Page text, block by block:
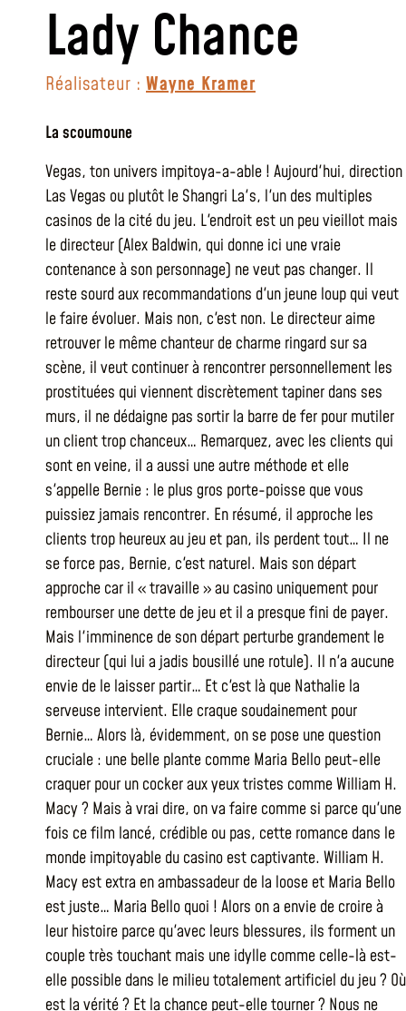
Lady Chance
Réalisateur : Wayne Kramer
La scoumoune
Vegas, ton univers impitoya-a-able ! Aujourd'hui, direction
Las Vegas ou plutôt le Shangri La's, l'un des multiples
casinos de la cité du jeu. L'endroit est un peu vieillot mais
le directeur (Alex Baldwin, qui donne ici une vraie
contenance à son personnage) ne veut pas changer. Il
reste sourd aux recommandations d'un jeune loup qui veut
le faire évoluer. Mais non, c'est non. Le directeur aime
retrouver le même chanteur de charme ringard sur sa
scène, il veut continuer à rencontrer personnellement les
prostituées qui viennent discrètement tapiner dans ses
murs, il ne dédaigne pas sortir la barre de fer pour mutiler
un client trop chanceux… Remarquez, avec les clients qui
sont en veine, il a aussi une autre méthode et elle
s'appelle Bernie : le plus gros porte-poisse que vous
puissiez jamais rencontrer. En résumé, il approche les
clients trop heureux au jeu et pan, ils perdent tout… Il ne
se force pas, Bernie, c'est naturel. Mais son départ
approche car il « travaille » au casino uniquement pour
rembourser une dette de jeu et il a presque fini de payer.
Mais l'imminence de son départ perturbe grandement le
directeur (qui lui a jadis bousillé une rotule). Il n'a aucune
envie de le laisser partir… Et c'est là que Nathalie la
serveuse intervient. Elle craque soudainement pour
Bernie… Alors là, évidemment, on se pose une question
cruciale : une belle plante comme Maria Bello peut-elle
craquer pour un cocker aux yeux tristes comme William H.
Macy ? Mais à vrai dire, on va faire comme si parce qu'une
fois ce film lancé, crédible ou pas, cette romance dans le
monde impitoyable du casino est captivante. William H.
Macy est extra en ambassadeur de la loose et Maria Bello
est juste… Maria Bello quoi ! Alors on a envie de croire à
leur histoire parce qu'avec leurs blessures, ils forment un
couple très touchant mais une idylle comme celle-là est-
elle possible dans le milieu totalement artificiel du jeu ? Où
est la vérité ? Et la chance peut-elle tourner ? Nous ne